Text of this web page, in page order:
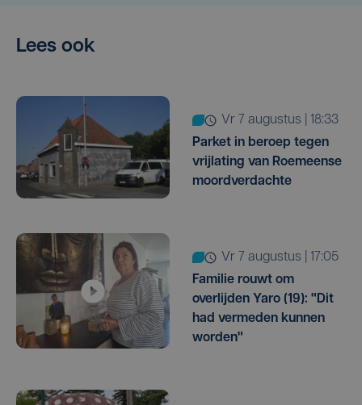
Lees ook
vr 7 augustus | 18:33
Parket in beroep tegen
vrijlating van Roemeense
moordverdachte
vr 7 augustus | 17:05
Familie rouwt om
overlijden Yaro (19): "Dit
had vermeden kunnen
worden"